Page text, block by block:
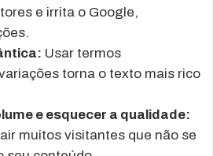
e irrita o Google,
Usar termos
torna o texto mais rico
e esquecer a qualidade:
muitos visitantes que não se